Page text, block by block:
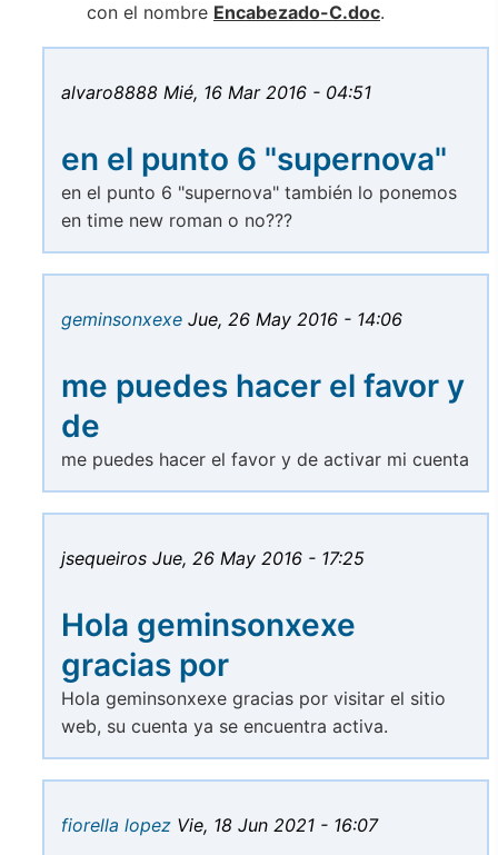
con el nombre Encabezado-C.doc.
alvaro8888 Mié, 16 Mar 2016 - 04:51
en el punto 6 "supernova"
en el punto 6 "supernova" también lo ponemos
en time new roman o no???
geminsonxexe Jue, 26 May 2016 - 14:06
me puedes hacer el favor y
de
me puedes hacer el favor y de activar mi cuenta
jsequeiros Jue, 26 May 2016 - 17:25
Hola geminsonxexe
gracias por
Hola geminsonxexe gracias por visitar el sitio
web, su cuenta ya se encuentra activa.
fiorella lopez Vie, 18 Jun 2021 - 16:07